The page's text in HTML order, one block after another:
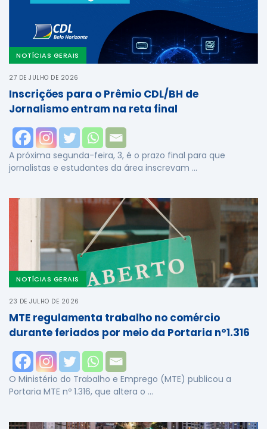
NOTÍCIAS GERAIS
27 DE JULHO DE 2026
Inscrições para o Prêmio CDL/BH de
Jornalismo entram na reta final
A próxima segunda-feira, 3, é o prazo final para que
jornalistas e estudantes da área inscrevam …
NOTÍCIAS GERAIS
23 DE JULHO DE 2026
MTE regulamenta trabalho no comércio
durante feriados por meio da Portaria nº1.316
O Ministério do Trabalho e Emprego (MTE) publicou a
Portaria MTE nº 1.316, que altera o …